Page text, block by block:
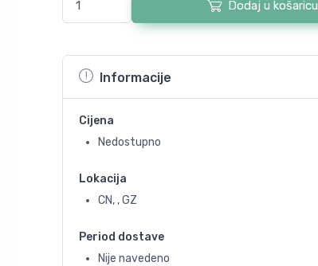
Dodaj u košaricu
Informacije
Cijena
Nedostupno
Lokacija
CN, , GZ
Period dostave
Nije navedeno